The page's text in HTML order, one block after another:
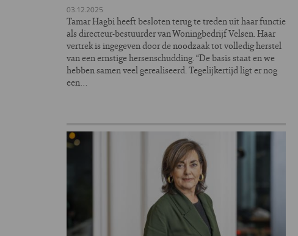
03.12.2025
Tamar Hagbi heeft besloten terug te treden uit haar functie
als directeur-bestuurder van Woningbedrijf Velsen. Haar
vertrek is ingegeven door de noodzaak tot volledig herstel
van een ernstige hersenschudding. “De basis staat en we
hebben samen veel gerealiseerd. Tegelijkertijd ligt er nog
een…